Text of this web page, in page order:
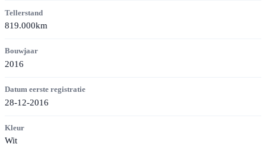
Tellerstand
819.000km
Bouwjaar
2016
Datum eerste registratie
28-12-2016
Kleur
Wit